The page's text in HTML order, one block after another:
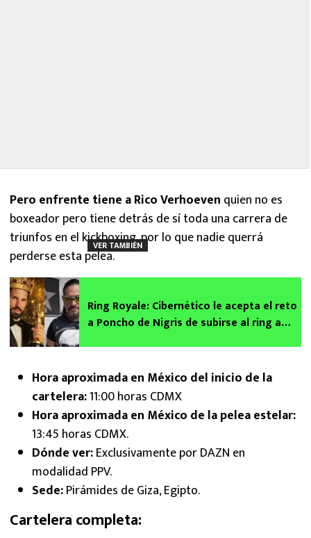
Pero enfrente tiene a Rico Verhoeven quien no es
boxeador pero tiene detrás de sí toda una carrera de
triunfos en el kickboxing, por lo que nadie querrá
perderse esta pelea.
VER TAMBIÉN
Ring Royale: Cibernético le acepta el reto
a Poncho de Nigris de subirse al ring a
Hora aproximada en México del inicio de la
cartelera:11:00 horas CDMX
Hora aproximada en México de la pelea estelar:
13:45 horas CDMX.
Dónde ver:Exclusivamente porDAZN en
modalidad PPV.
Sede:Pirámides de Giza, Egipto.
Cartelera completa: